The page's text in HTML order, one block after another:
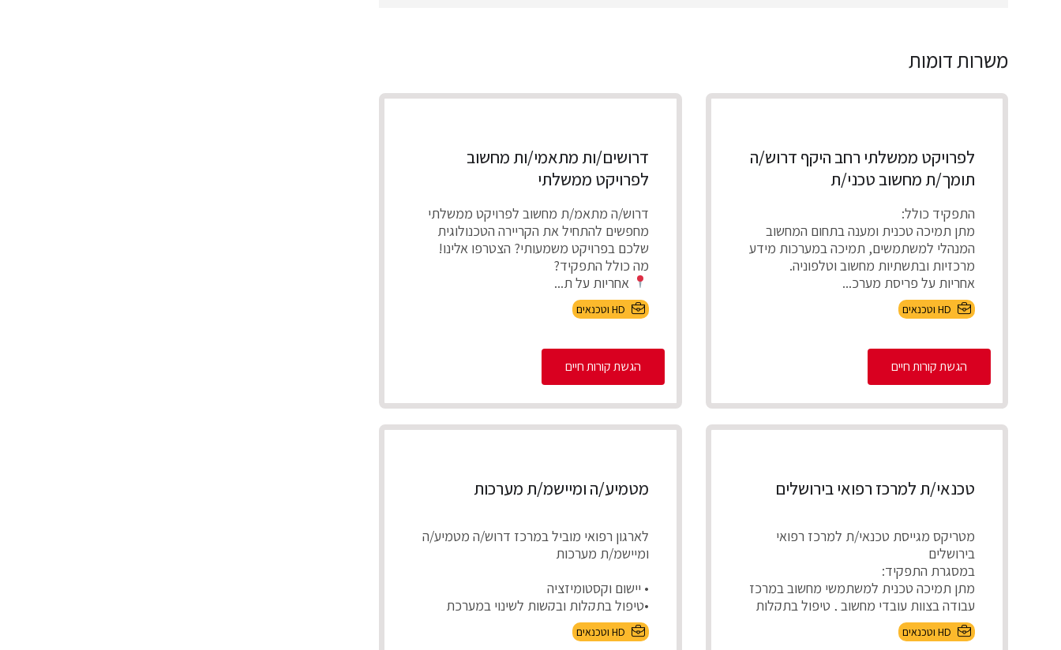
משרות דומות
לפרויקט ממשלתי רחב היקף דרוש/ה
תומך/ת מחשוב טכני/ת
התפקיד כולל:
מתן תמיכה טכנית ומענה בתחום המחשוב
המנהלי למשתמשים, תמיכה במערכות מידע
מרכזיות ובתשתיות מחשוב וטלפוניה.
אחריות על פריסת מערכ...
HD וטכנאים
הגשת קורות חיים
דרושים/ות מתאמי/ות מחשוב
לפרויקט ממשלתי
דרוש/ה מתאמ/ת מחשוב לפרויקט ממשלתי
מחפשים להתחיל את הקריירה הטכנולוגית
שלכם בפרויקט משמעותי? הצטרפו אלינו!
מה כולל התפקיד?
אחריות על ת...
HD וטכנאים
הגשת קורות חיים
טכנאי/ת למרכז רפואי בירושלים
מטריקס מגייסת טכנאי/ת למרכז רפואי
בירושלים
במסגרת התפקיד:
מתן תמיכה טכנית למשתמשי מחשוב במרכז
עבודה בצוות עובדי מחשוב , טיפול בתקלות
חומר...
HD וטכנאים
מטמיע/ה ומיישמ/ת מערכות
לארגון רפואי מוביל במרכז דרוש/ה מטמיע/ה
ומיישמ/ת מערכות
• יישום וקסטומיזציה
•טיפול בתקלות ובקשות לשינוי במערכת
בשוטף
•בדיקות קבלה לפיתוח...
HD וטכנאים